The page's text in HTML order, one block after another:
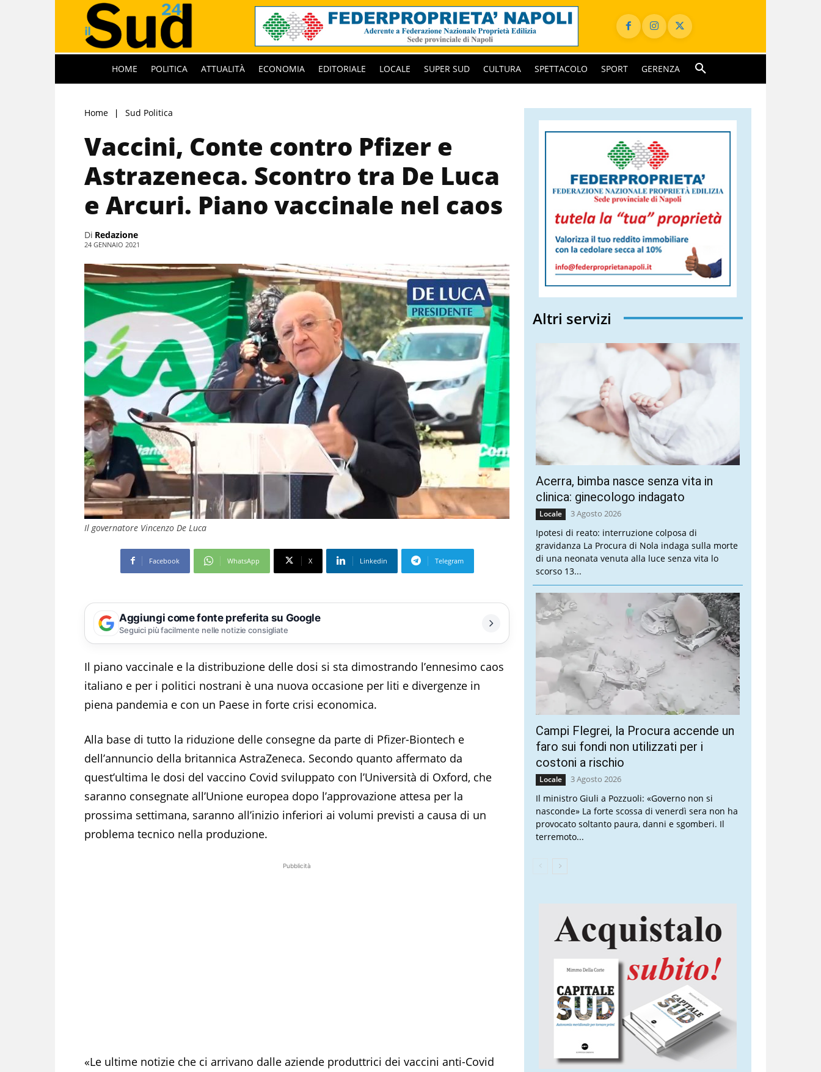
HOME POLITICA ATTUALITÀ ECONOMIA EDITORIALE LOCALE SUPER SUD CULTURA SPETTACOLO SPORT GERENZA
Home Sud Politica
Vaccini, Conte contro Pfizer e
Astrazeneca. Scontro tra De Luca
e Arcuri. Piano vaccinale nel caos
Di Redazione
24 GENNAIO 2021
Il governatore Vincenzo De Luca
Facebook WhatsApp X Linkedin Telegram
Aggiungi come fonte preferita su Google
Seguici più facilmente nelle notizie consigliate
Il piano vaccinale e la distribuzione delle dosi si sta dimostrando l’ennesimo caos
italiano e per i politici nostrani è una nuova occasione per liti e divergenze in
piena pandemia e con un Paese in forte crisi economica.
Alla base di tutto la riduzione delle consegne da parte di Pfizer-Biontech e
dell’annuncio della britannica AstraZeneca. Secondo quanto affermato da
quest’ultima le dosi del vaccino Covid sviluppato con l’Università di Oxford, che
saranno consegnate all’Unione europea dopo l’approvazione attesa per la
prossima settimana, saranno all’inizio inferiori ai volumi previsti a causa di un
problema tecnico nella produzione.
Pubblicità
«Le ultime notizie che ci arrivano dalle aziende produttrici dei vaccini anti-Covid
Altri servizi
Acerra, bimba nasce senza vita in
clinica: ginecologo indagato
Locale 3 Agosto 2026
Ipotesi di reato: interruzione colposa di
gravidanza La Procura di Nola indaga sulla morte
di una neonata venuta alla luce senza vita lo
scorso 13...
Campi Flegrei, la Procura accende un
faro sui fondi non utilizzati per i
costoni a rischio
Locale 3 Agosto 2026
Il ministro Giuli a Pozzuoli: «Governo non si
nasconde» La forte scossa di venerdì sera non ha
provocato soltanto paura, danni e sgomberi. Il
terremoto...